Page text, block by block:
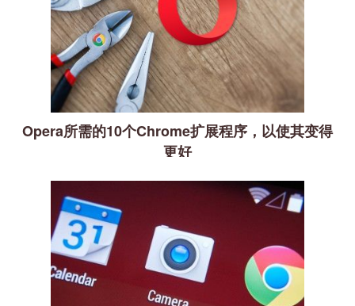
Opera所需的10个Chrome扩展程序，以使其变得
更好